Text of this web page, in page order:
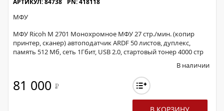
АРТИКУЛ: 84738 PN: 418118
МФУ
МФУ Ricoh M 2701 Монохромное МФУ 27 стр./мин. (копир
принтер, сканер) автоподатчик ARDF 50 листов, дуплекс,
память 512 Мб, сеть 1Гбит, USB 2.0, стартовый тонер 4000 стр
В наличии
81 000 Р